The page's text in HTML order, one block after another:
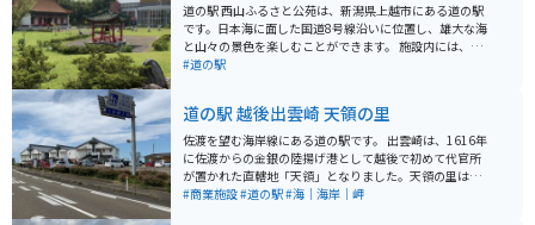
道の駅 西山ふるさと公苑は、新潟県上越市にある道の駅
です。日本海に面した国道8号線沿いに位置し、雄大な海
と山々の景色を楽しむことができます。 施設内には、地
元の新鮮な魚介類や農産物を販売する直売所や、郷土料
蕎麦定食が人気です。 また、展望台からは、晴れた日に
は佐渡島を望むこともできます。バイクで訪れる場合、
道の駅には広い駐車場が完備されているので安心です。
日本海沿いの景色を楽しみながらのツーリングの休憩地
点としても最適です。 周辺には、海水浴場や温泉など、
#道の駅
道の駅 越後出雲崎 天領の里
佐渡を望む海岸線にある道の駅です。 出雲崎は、1616年
に佐渡からの金銀の陸揚げ港として越後で初めて代官所
が置かれた直轄地「天領」となりました。天領の里は、
そんな時代背景を再現した『天領出雲崎時代館』『出雲
#商業施設#道の駅#海｜海岸｜岬